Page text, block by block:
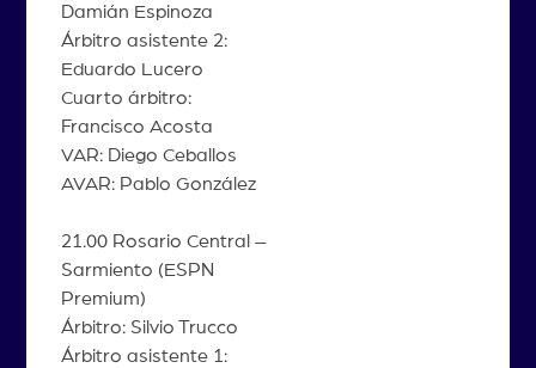
Damián Espinoza
Árbitro asistente 2:
Eduardo Lucero
Cuarto árbitro:
Francisco Acosta
VAR: Diego Ceballos
AVAR: Pablo González
21.00 Rosario Central –
Sarmiento (ESPN
Premium)
Árbitro: Silvio Trucco
Árbitro asistente 1: